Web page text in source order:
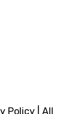
Policy | All